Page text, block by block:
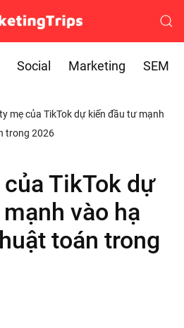
Social Marketing SEM
mẹ của TikTok dự kiến đầu tư mạnh
trong 2026
TikTok dự
vào hạ
toán trong